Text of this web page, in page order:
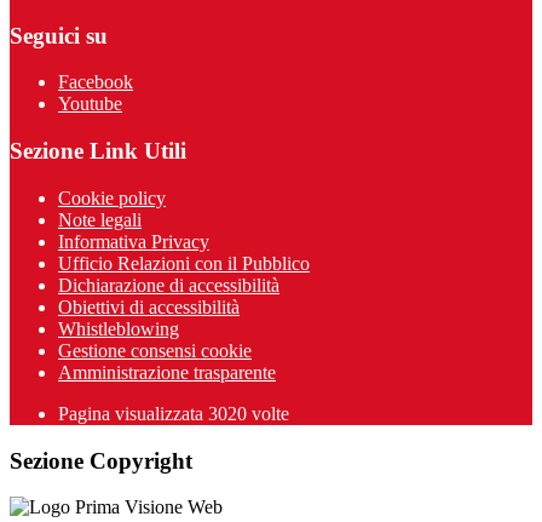
Seguici su
Facebook
Youtube
Sezione Link Utili
Cookie policy
Note legali
Informativa Privacy
Ufficio Relazioni con il Pubblico
Dichiarazione di accessibilità
Obiettivi di accessibilità
Whistleblowing
Gestione consensi cookie
Amministrazione trasparente
Pagina visualizzata 3020 volte
Sezione Copyright